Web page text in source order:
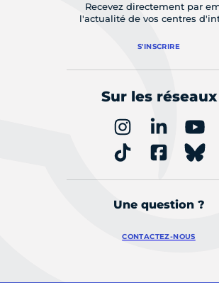
Recevez directement par
l'actualité de vos centres
S'INSCRIRE
Sur les réseaux
Une question ?
CONTACTEZ-NOUS